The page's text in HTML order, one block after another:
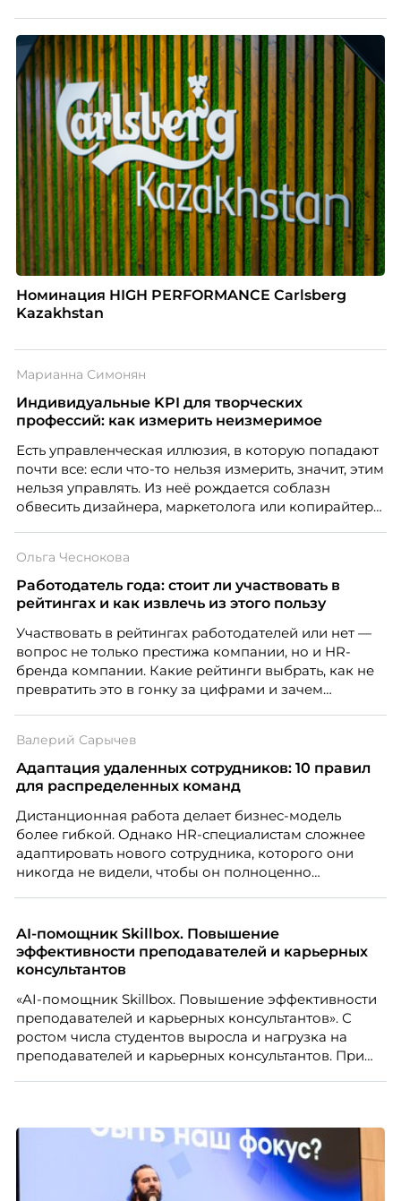
Номинация HIGH PERFORMANCE Carlsberg
Kazakhstan
Марианна Симонян
Индивидуальные KPI для творческих
профессий: как измерить неизмеримое
Есть управленческая иллюзия, в которую попадают
почти все: если что-то нельзя измерить, значит, этим
нельзя управлять. Из неё рождается соблазн
обвесить дизайнера, маркетолога или копирайтера
Проблема в том, что так мы измеряем не ценность,
а движение. А творческая работа — это тот редкий
случай, где движение и результат могут не
Ольга Чеснокова
Работодатель года: стоит ли участвовать в
рейтингах и как извлечь из этого пользу
Участвовать в рейтингах работодателей или нет —
вопрос не только престижа компании, но и HR-
бренда компании. Какие рейтинги выбрать, как не
превратить это в гонку за цифрами и зачем
Чеснокова, HR-директор Right line.
Валерий Сарычев
Адаптация удаленных сотрудников: 10 правил
для распределенных команд
Дистанционная работа делает бизнес-модель
более гибкой. Однако HR-специалистам сложнее
адаптировать нового сотрудника, которого они
никогда не видели, чтобы он полноценно
AI-помощник Skillbox. Повышение
эффективности преподавателей и карьерных
консультантов
«AI-помощник Skillbox. Повышение эффективности
преподавателей и карьерных консультантов». С
ростом числа студентов выросла и нагрузка на
преподавателей и карьерных консультантов. При
процессы, сохранить качество поддержки и
масштабироваться без роста команды. Так и
появился AI-помощник, встроенный в платформу